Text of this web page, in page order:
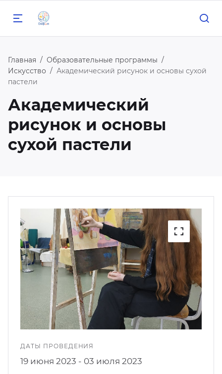
Назад
совет
в СМИ
Назад
программы
Назад
Назад
РЦ «Онфим»
Назад
Главная
Образовательные программы
Искусство
Академический рисунок и основы сухой
пастели
Академический
рисунок и основы
сухой пастели
ДАТЫ ПРОВЕДЕНИЯ
19 июня 2023 - 03 июля 2023